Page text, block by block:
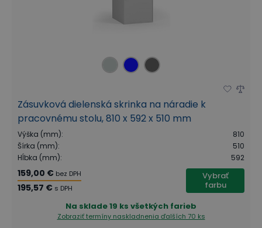
Zásuvková dielenská skrinka na náradie k
pracovnému stolu, 810 x 592 x 510 mm
Výška (mm):
810
Šírka (mm):
510
Hĺbka (mm): 592
159,00 € bez DPH
195,57 € s DPH
Vybrať
farbu
Na sklade19 ks všetkých farieb
Zobraziť termíny naskladnenia ďalších 70 ks